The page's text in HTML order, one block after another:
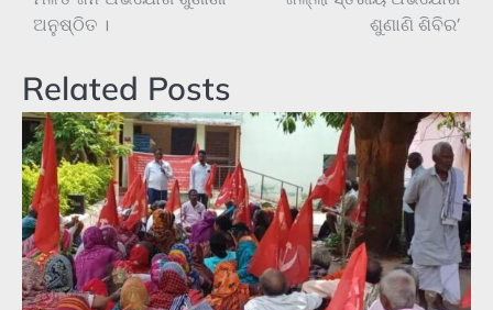
ଅନୁଷ୍ଠିତ ।
ଶୁଣାଣି ଶିବିର’
Related Posts